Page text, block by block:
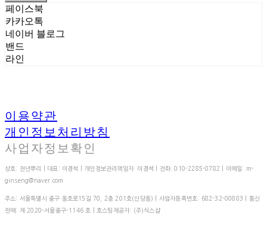
페이스북
카카오톡
네이버 블로그
밴드
라인
이용약관
개인정보처리방침
사업자정보확인
상호: 천년뿌리 | 대표: 이경석 | 개인정보관리책임자: 이경석 | 전화: 010-2285-0782 | 이메일: m-
ginseng@naver.com
주소: 서울특별시 중구 동호로15길 70, 2층 201호(신당동) | 사업자등록번호: 682-32-00803
| 통신
판매: 제 2020-서울중구-1146 호 | 호스팅제공자: (주)식스샵